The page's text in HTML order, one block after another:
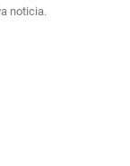
noticia.